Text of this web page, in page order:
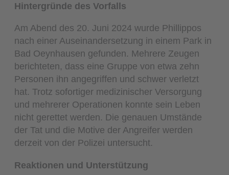
Hintergründe des Vorfalls
Am Abend des 20. Juni 2024 wurde Phillippos
nach einer Auseinandersetzung in einem Park in
Bad Oeynhausen gefunden. Mehrere Zeugen
berichteten, dass eine Gruppe von etwa zehn
Personen ihn angegriffen und schwer verletzt
hat. Trotz sofortiger medizinischer Versorgung
und mehrerer Operationen konnte sein Leben
nicht gerettet werden. Die genauen Umstände
der Tat und die Motive der Angreifer werden
derzeit von der Polizei untersucht.
Reaktionen und Unterstützung